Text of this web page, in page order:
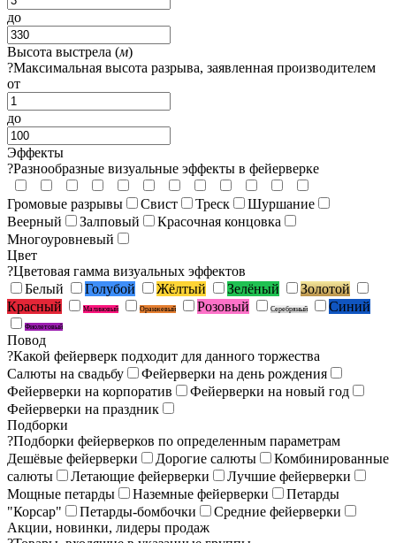
до
Высота выстрела (м)
?Максимальная высота разрыва, заявленная производителем
от
до
Эффекты
?Разнообразные визуальные эффекты в фейерверке
Громовые разрывы Свист Треск
Шуршание
Веерный
Залповый
Красочная концовка
Многоуровневый
Цвет
?Цветовая гамма визуальных эффектов
Белый
Голубой Жёлтый Зелёный
Золотой
Красный
Малиновый Оранжевый Розовый Серебряный Синий
Фиолетовый
Повод
?Какой фейерверк подходит для данного торжества
Салюты на свадьбу
Фейерверки на день рождения
Фейерверки на корпоратив
Фейерверки на новый год
Фейерверки на праздник
Подборки
?Подборки фейерверков по определенным параметрам
Дешёвые фейерверки
Дорогие салюты
Комбинированные
салюты
Летающие фейерверки
Лучшие фейерверки
Мощные петарды
Наземные фейерверки
Петарды
"Корсар"
Петарды-бомбочки
Средние фейерверки
Акции, новинки, лидеры продаж